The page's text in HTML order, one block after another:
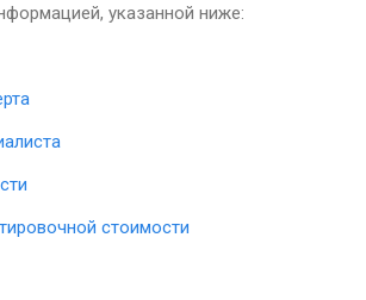
указанной ниже:
стоимости